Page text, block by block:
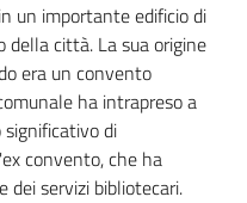
un importante edificio di
città. La sua origine
era un convento
ha intrapreso a
di
convento, che ha
dei servizi bibliotecari.